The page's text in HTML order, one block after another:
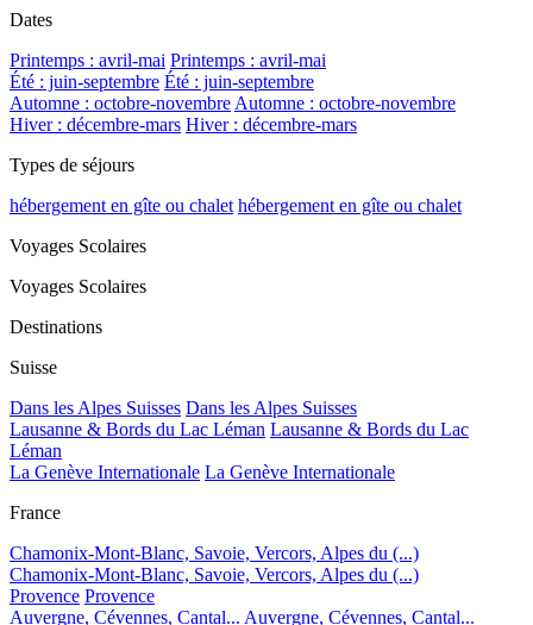
Dates
Printemps : avril-mai Printemps : avril-mai
Été : juin-septembre Été : juin-septembre
Automne : octobre-novembreAutomne : octobre-novembre
Hiver : décembre-mars Hiver : décembre-mars
Types de séjours
hébergement en gîte ou chalet hébergement en gîte ou chalet
Voyages Scolaires
Voyages Scolaires
Destinations
Suisse
Dans les Alpes Suisses Dans les Alpes Suisses
Lausanne & Bords du Lac Léman Lausanne & Bords du Lac
Léman
La Genève Internationale La Genève Internationale
France
Chamonix-Mont-Blanc, Savoie, Vercors, Alpes du (...)
Chamonix-Mont-Blanc, Savoie, Vercors, Alpes du (...)
Provence Provence
Auvergne, Cévennes, Cantal... Auvergne, Cévennes, Cantal...